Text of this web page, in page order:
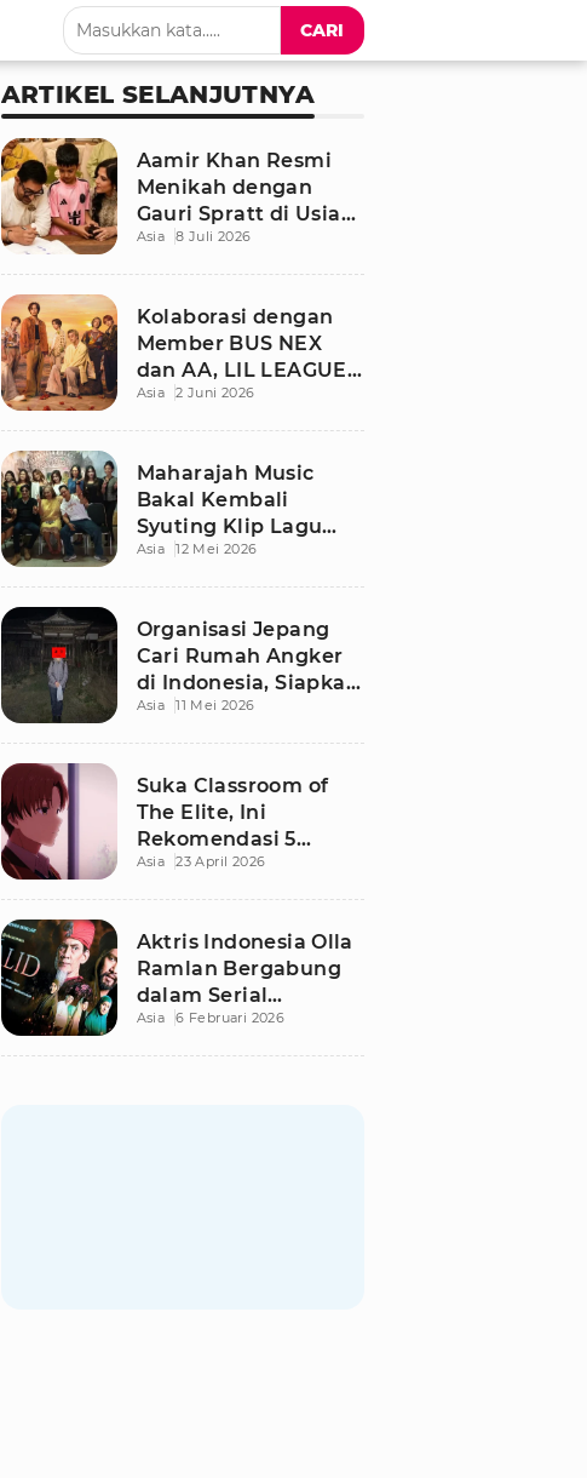
CARI
ARTIKEL SELANJUTNYA
Aamir Khan Resmi
Menikah dengan
Gauri Spratt di Usia
61 Tahun, Momen
Asia 8 Juli 2026
Kolaborasi dengan
Member BUS NEX
dan AA, LIL LEAGUE
Rilis Single Musim
Asia 2 Juni 2026
Maharajah Music
Bakal Kembali
Syuting Klip Lagu
Terbaru di Bali
Asia 12 Mei 2026
Organisasi Jepang
Cari Rumah Angker
di Indonesia, Siapkan
Imbalan Rp50 Juta
Asia 11 Mei 2026
Suka Classroom of
The Elite, Ini
Rekomendasi 5
Anime yang Wajib
Asia 23 April 2026
Aktris Indonesia Olla
Ramlan Bergabung
dalam Serial
Malaysia 'Walid', Apa
Asia 6 Februari 2026